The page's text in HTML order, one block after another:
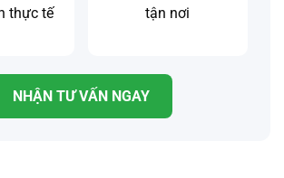
thực tế
tận nơi
NHẬN TƯ VẤN NGAY